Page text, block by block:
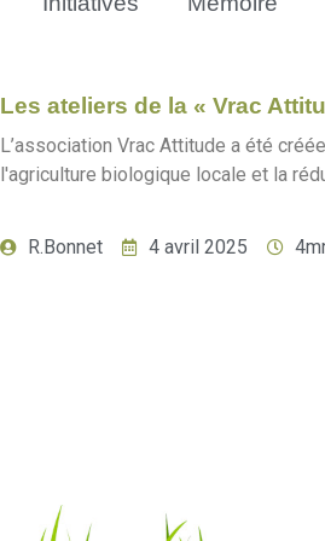
Les ateliers de la « Vrac
L’association Vrac Attitude a été
l'agriculture biologique locale et la
R.Bonnet 4 avril 2025